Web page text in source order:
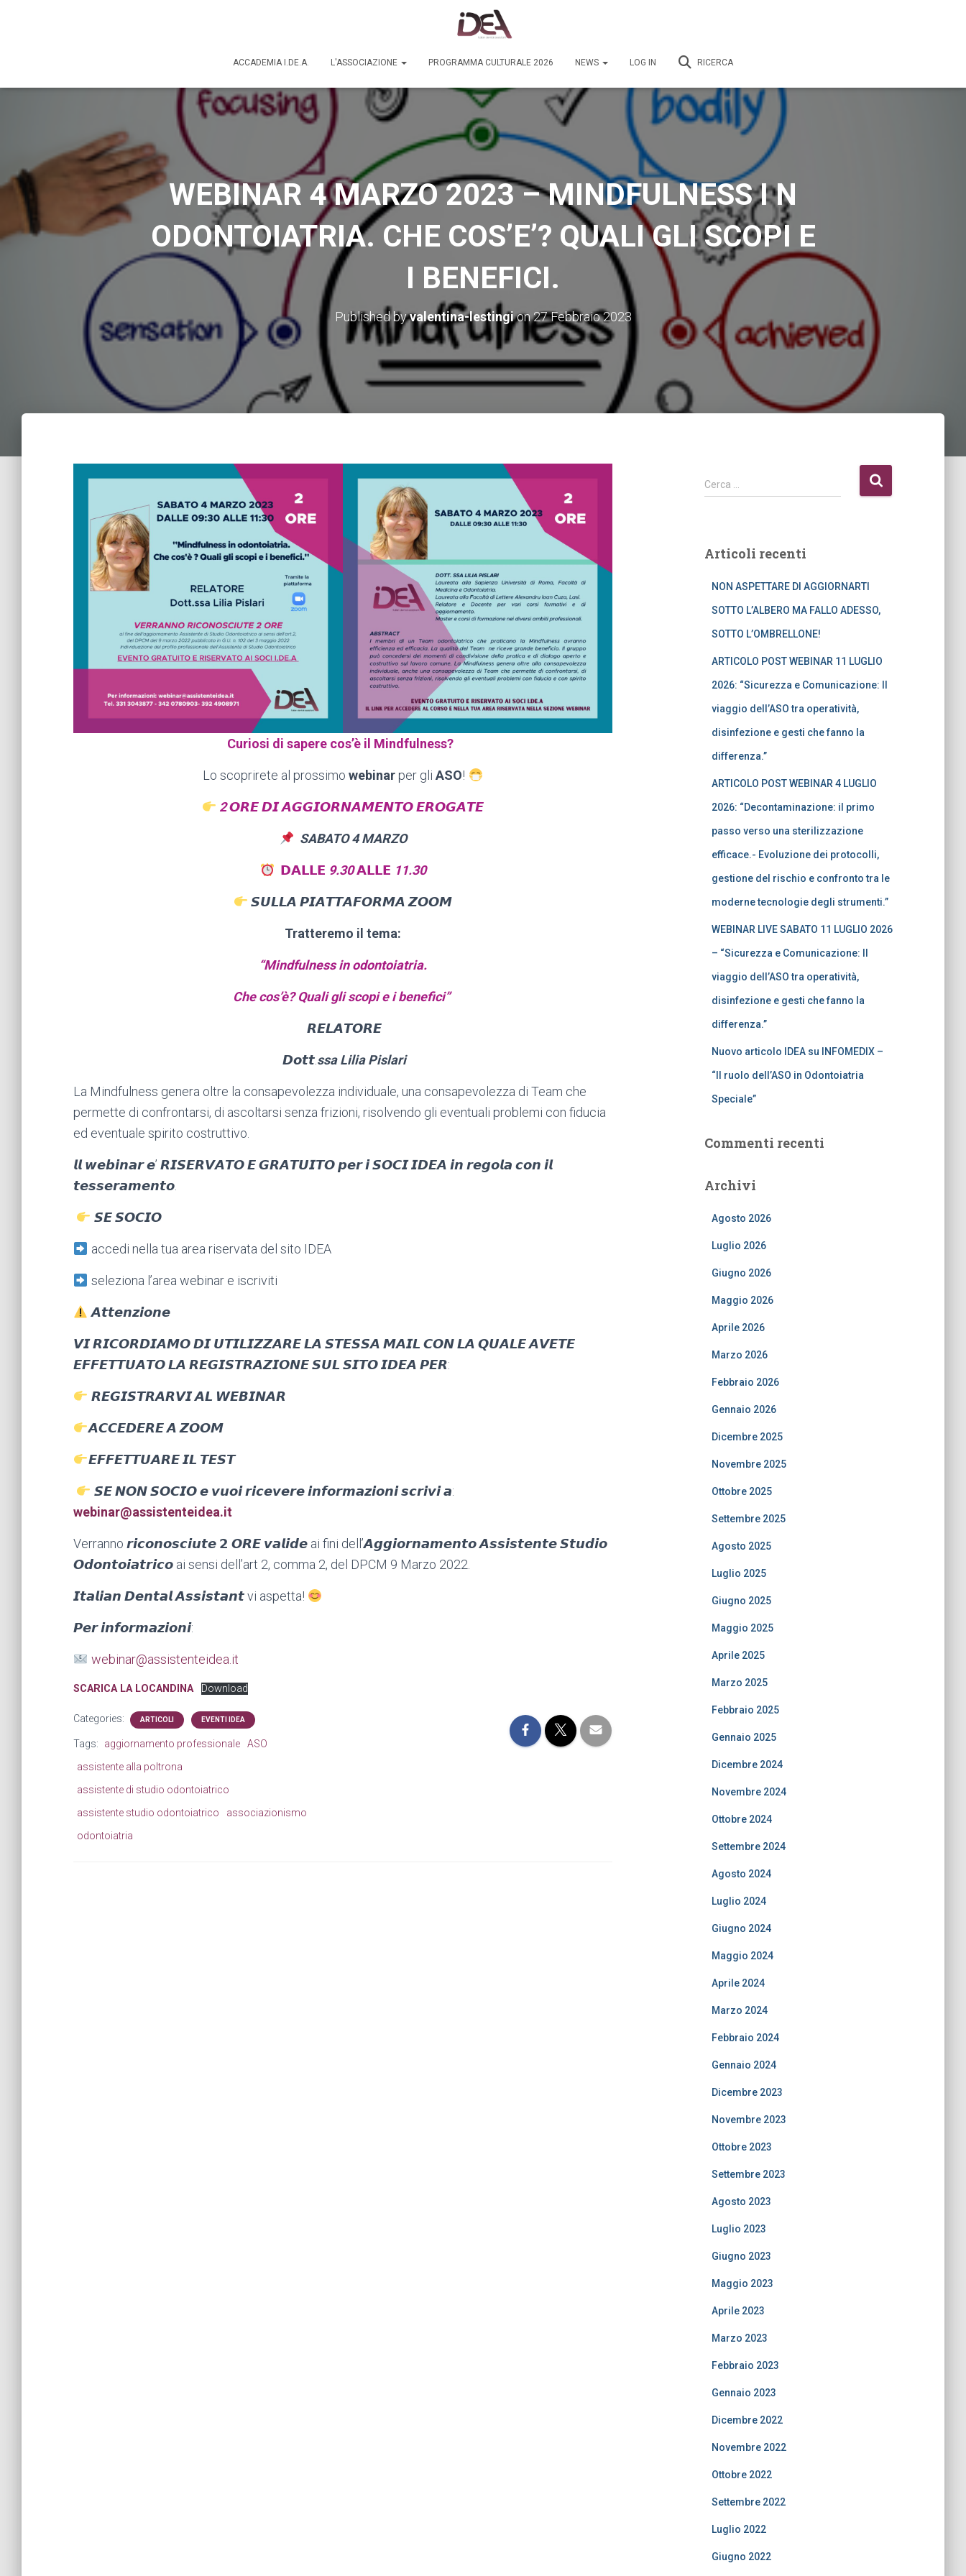
ACCADEMIA I.DE.A. L'ASSOCIAZIONE PROGRAMMA CULTURALE 2026 NEWS LOG IN RICERCA
WEBINAR 4 MARZO 2023 – MINDFULNESS I N
ODONTOIATRIA. CHE COS’E’? QUALI GLI SCOPI E
I BENEFICI.
Published byvalentina-lestingion27 Febbraio 2023
Curiosi di sapere cos’è il Mindfulness?
Lo scoprirete al prossimowebinar per gliASO!
2𝙊𝙍𝙀 𝘿𝙄 𝘼𝙂𝙂𝙄𝙊𝙍𝙉𝘼𝙈𝙀𝙉𝙏𝙊 𝙀𝙍𝙊𝙂𝘼𝙏𝙀
SABATO 4 MARZO
𝗗𝗔𝗟𝗟𝗘 9.30𝗔𝗟𝗟𝗘 11.30
𝙎𝙐𝙇𝙇𝘼 𝙋𝙄𝘼𝙏𝙏𝘼𝙁𝙊𝙍𝙈𝘼 𝙕𝙊𝙊𝙈
Tratteremo il tema:
“Mindfulness in odontoiatria.
Che cos’è? Quali gli scopi e i benefici”
𝙍𝙀𝙇𝘼𝙏𝙊𝙍𝙀
𝘿𝙤𝙩𝙩.ssa Lilia Pislari
La Mindfulness genera oltre la consapevolezza individuale, una consapevolezza di Team che
permette di confrontarsi, di ascoltarsi senza frizioni, risolvendo gli eventuali problemi con fiducia
ed eventuale spirito costruttivo.
𝙡𝙡 𝙬𝙚𝙗𝙞𝙣𝙖𝙧 𝙚’ 𝙍𝙄𝙎𝙀𝙍𝙑𝘼𝙏𝙊 𝙀 𝙂𝙍𝘼𝙏𝙐𝙄𝙏𝙊 𝙥𝙚𝙧 𝙞 𝙎𝙊𝘾𝙄 𝙄𝘿𝙀𝘼 𝙞𝙣 𝙧𝙚𝙜𝙤𝙡𝙖 𝙘𝙤𝙣 𝙞𝙡
𝙩𝙚𝙨𝙨𝙚𝙧𝙖𝙢𝙚𝙣𝙩𝙤.
𝙎𝙀 𝙎𝙊𝘾𝙄𝙊
accedi nella tua area riservata del sito IDEA
seleziona l’area webinar e iscriviti
𝘼𝙩𝙩𝙚𝙣𝙯𝙞𝙤𝙣𝙚
𝙑𝙄 𝙍𝙄𝘾𝙊𝙍𝘿𝙄𝘼𝙈𝙊 𝘿𝙄 𝙐𝙏𝙄𝙇𝙄𝙕𝙕𝘼𝙍𝙀 𝙇𝘼 𝙎𝙏𝙀𝙎𝙎𝘼 𝙈𝘼𝙄𝙇 𝘾𝙊𝙉 𝙇𝘼 𝙌𝙐𝘼𝙇𝙀 𝘼𝙑𝙀𝙏𝙀
𝙀𝙁𝙁𝙀𝙏𝙏𝙐𝘼𝙏𝙊 𝙇𝘼 𝙍𝙀𝙂𝙄𝙎𝙏𝙍𝘼𝙕𝙄𝙊𝙉𝙀 𝙎𝙐𝙇 𝙎𝙄𝙏𝙊 𝙄𝘿𝙀𝘼 𝙋𝙀𝙍:
𝙍𝙀𝙂𝙄𝙎𝙏𝙍𝘼𝙍𝙑𝙄 𝘼𝙇 𝙒𝙀𝘽𝙄𝙉𝘼𝙍
𝘼𝘾𝘾𝙀𝘿𝙀𝙍𝙀 𝘼 𝙕𝙊𝙊𝙈
𝙀𝙁𝙁𝙀𝙏𝙏𝙐𝘼𝙍𝙀 𝙄𝙇 𝙏𝙀𝙎𝙏
𝙎𝙀 𝙉𝙊𝙉 𝙎𝙊𝘾𝙄𝙊 𝙚 𝙫𝙪𝙤𝙞 𝙧𝙞𝙘𝙚𝙫𝙚𝙧𝙚 𝙞𝙣𝙛𝙤𝙧𝙢𝙖𝙯𝙞𝙤𝙣𝙞 𝙨𝙘𝙧𝙞𝙫𝙞 𝙖:
webinar@assistenteidea.it
Verranno 𝙧𝙞𝙘𝙤𝙣𝙤𝙨𝙘𝙞𝙪𝙩𝙚 𝟮 𝙊𝙍𝙀 𝙫𝙖𝙡𝙞𝙙𝙚 ai fini dell’𝘼𝙜𝙜𝙞𝙤𝙧𝙣𝙖𝙢𝙚𝙣𝙩𝙤 𝘼𝙨𝙨𝙞𝙨𝙩𝙚𝙣𝙩𝙚 𝙎𝙩𝙪𝙙𝙞𝙤
𝙊𝙙𝙤𝙣𝙩𝙤𝙞𝙖𝙩𝙧𝙞𝙘𝙤 ai sensi dell’art 2, comma 2, del DPCM 9 Marzo 2022.
𝙄𝙩𝙖𝙡𝙞𝙖𝙣 𝘿𝙚𝙣𝙩𝙖𝙡 𝘼𝙨𝙨𝙞𝙨𝙩𝙖𝙣𝙩vi aspetta!
𝙋𝙚𝙧 𝙞𝙣𝙛𝙤𝙧𝙢𝙖𝙯𝙞𝙤𝙣𝙞:
webinar@assistenteidea.it
SCARICA LA LOCANDINA Download
Categories: ARTICOLI EVENTI IDEA
Tags: aggiornamento professionale
ASO
assistente alla poltrona
assistente di studio odontoiatrico
assistente studio odontoiatrico
associazionismo
odontoiatria
R
i
c
Cerca …
Articoli recenti
NON ASPETTARE DI AGGIORNARTI
SOTTO L’ALBERO MA FALLO ADESSO,
SOTTO L’OMBRELLONE!
ARTICOLO POST WEBINAR 11 LUGLIO
2026: “Sicurezza e Comunicazione: Il
viaggio dell’ASO tra operatività,
disinfezione e gesti che fanno la
differenza.”
ARTICOLO POST WEBINAR 4 LUGLIO
2026: “Decontaminazione: il primo
passo verso una sterilizzazione
efficace.- Evoluzione dei protocolli,
gestione del rischio e confronto tra le
moderne tecnologie degli strumenti.”
WEBINAR LIVE SABATO 11 LUGLIO 2026
– “Sicurezza e Comunicazione: Il
viaggio dell’ASO tra operatività,
disinfezione e gesti che fanno la
differenza.”
Nuovo articolo IDEA su INFOMEDIX –
“Il ruolo dell’ASO in Odontoiatria
Speciale”
Commenti recenti
Archivi
Agosto 2026
Luglio 2026
Giugno 2026
Maggio 2026
Aprile 2026
Marzo 2026
Febbraio 2026
Gennaio 2026
Dicembre 2025
Novembre 2025
Ottobre 2025
Settembre 2025
Agosto 2025
Luglio 2025
Giugno 2025
Maggio 2025
Aprile 2025
Marzo 2025
Febbraio 2025
Gennaio 2025
Dicembre 2024
Novembre 2024
Ottobre 2024
Settembre 2024
Agosto 2024
Luglio 2024
Giugno 2024
Maggio 2024
Aprile 2024
Marzo 2024
Febbraio 2024
Gennaio 2024
Dicembre 2023
Novembre 2023
Ottobre 2023
Settembre 2023
Agosto 2023
Luglio 2023
Giugno 2023
Maggio 2023
Aprile 2023
Marzo 2023
Febbraio 2023
Gennaio 2023
Dicembre 2022
Novembre 2022
Ottobre 2022
Settembre 2022
Luglio 2022
Giugno 2022